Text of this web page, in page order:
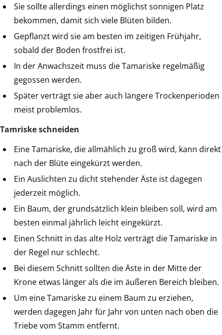
Sie sollte allerdings einen möglichst sonnigen Platz
bekommen, damit sich viele Blüten bilden.
Gepflanzt wird sie am besten im zeitigen Frühjahr,
sobald der Boden frostfrei ist.
In der Anwachszeit muss die Tamariske regelmäßig
gegossen werden.
Später verträgt sie aber auch längere Trockenperioden
meist problemlos.
Tamriske schneiden
Eine Tamariske, die allmählich zu groß wird, kann direkt
nach der Blüte eingekürzt werden.
Ein Auslichten zu dicht stehender Äste ist dagegen
jederzeit möglich.
Ein Baum, der grundsätzlich klein bleiben soll, wird am
besten einmal jährlich leicht eingekürzt.
Einen Schnitt in das alte Holz verträgt die Tamariske in
der Regel nur schlecht.
Bei diesem Schnitt sollten die Äste in der Mitte der
Krone etwas länger als die im äußeren Bereich bleiben.
Um eine Tamariske zu einem Baum zu erziehen,
werden dagegen Jahr für Jahr von unten nach oben die
Triebe vom Stamm entfernt.